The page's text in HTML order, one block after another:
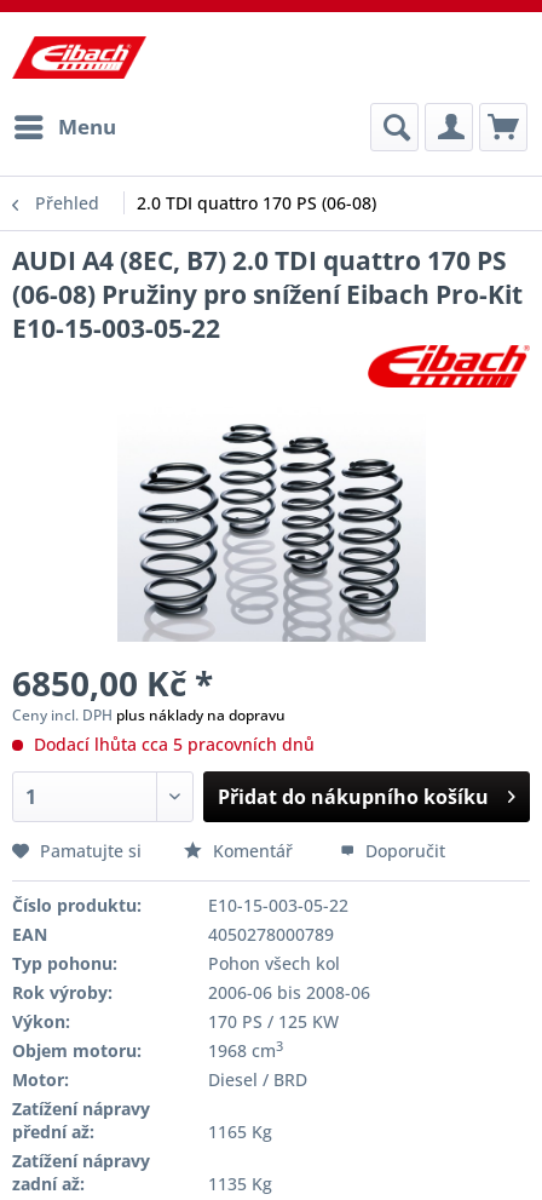
Menu
Přehled 2.0 TDI quattro 170 PS (06-08)
AUDI A4 (8EC, B7) 2.0 TDI quattro 170 PS
(06-08) Pružiny pro snížení Eibach Pro-Kit
E10-15-003-05-22
6850,00 Kč *
Ceny incl. DPH plus náklady na dopravu
Dodací lhůta cca 5 pracovních dnů
Přidat do nákupního košíku
Pamatujte si Komentář Doporučit
Číslo produktu:
E10-15-003-05-22
EAN
4050278000789
Typ pohonu:
Pohon všech kol
Rok výroby:
2006-06 bis 2008-06
Výkon:
170 PS / 125 KW
Objem motoru:
1968 cm3
Motor:
Diesel / BRD
Zatížení nápravy
přední až:
1165 Kg
Zatížení nápravy
zadní až:
1135 Kg